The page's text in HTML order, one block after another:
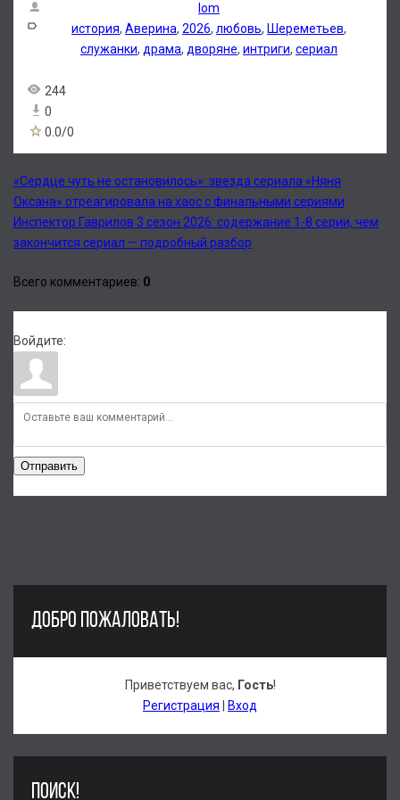
lom
история, Аверина, 2026, любовь, Шереметьев,
служанки, драма, дворяне, интриги, сериал
244
0
0.0/0
«Сердце чуть не остановилось»: звезда сериала «Няня
Оксана» отреагировала на хаос с финальными сериями
Инспектор Гаврилов 3 сезон 2026: содержание 1-8 серии, чем
закончится сериал — подробный разбор
Всего комментариев: 0
Войдите:
Отправить
ДОБРО ПОЖАЛОВАТЬ!
Приветствуем вас, Гость!
Регистрация
Вход
ПОИСК!